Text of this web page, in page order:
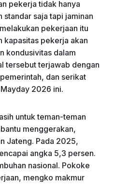
pekerja tidak hanya
saja tapi jaminan
pekerjaan itu
kapasitas pekerja akan
kondusivitas dalam
tersebut terjawab dengan
dan serikat
2026 ini.
untuk teman-teman
menggerakan,
Jateng. Pada 2025,
angka 5,3 persen.
nasional. Pokoke
mengko makmur